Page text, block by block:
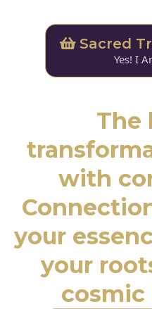
Sacred
Yes! I
The
with
your
your
cosmic